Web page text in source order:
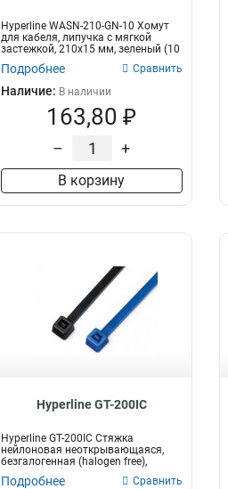
Hyperline WASN-210-GN-10 Хомут
для кабеля, липучка с мягкой
застежкой, 210x15 мм, зеленый (10
Подробнее Сравнить
Наличие: В наличии
163,80 ₽
– +
В корзину
Hyperline GT-200IC
Hyperline GT-200IC Стяжка
нейлоновая неоткрывающаяся,
безгалогенная (halogen free),
200x3.6мм (...
Подробнее Сравнить